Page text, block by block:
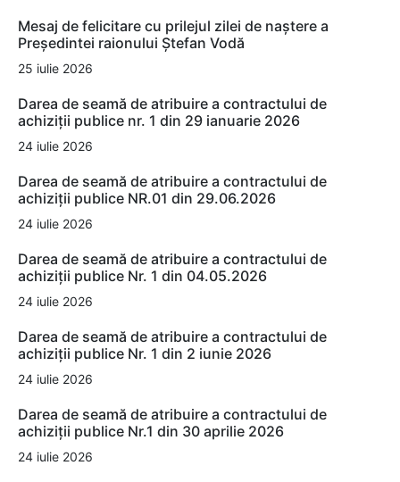
Mesaj de felicitare cu prilejul zilei de naștere a
Președintei raionului Ștefan Vodă
25 iulie 2026
Darea de seamă de atribuire a contractului de
achiziții publice nr. 1 din 29 ianuarie 2026
24 iulie 2026
Darea de seamă de atribuire a contractului de
achiziții publice NR.01 din 29.06.2026
24 iulie 2026
Darea de seamă de atribuire a contractului de
achiziții publice Nr. 1 din 04.05.2026
24 iulie 2026
Darea de seamă de atribuire a contractului de
achiziții publice Nr. 1 din 2 iunie 2026
24 iulie 2026
Darea de seamă de atribuire a contractului de
achiziții publice Nr.1 din 30 aprilie 2026
24 iulie 2026